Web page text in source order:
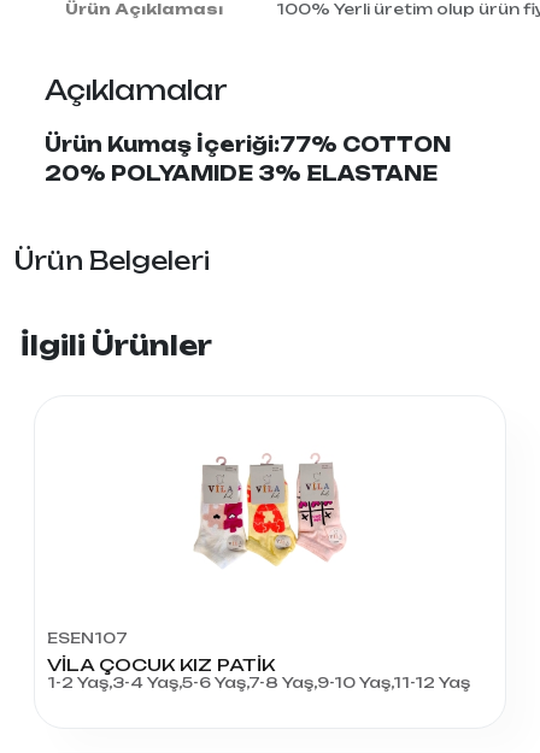
Ürün Açıklaması 100% Yerli üretim olup ürün
Açıklamalar
Ürün Kumaş İçeriği:77% COTTON
20% POLYAMIDE 3% ELASTANE
Ürün Belgeleri
İlgili Ürünler
ESEN107
VİLA ÇOCUK KIZ PATİK
1-2 Yaş,3-4 Yaş,5-6 Yaş,7-8 Yaş,9-10 Yaş,11-12 Yaş